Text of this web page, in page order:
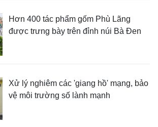
Hơn 400 tác phẩm gốm Phù Lãng
được trưng bày trên đỉnh núi Bà Đen
Xử lý nghiêm các 'giang hồ' mạng, bảo
vệ môi trường số lành mạnh